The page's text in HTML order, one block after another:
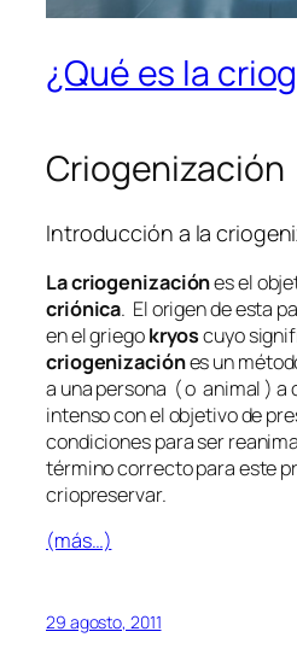
¿Qué es la
Criogenización
Introducción a la
La criogenizaciónes el
criónica. El origen de esta
en el griegokryoscuyo
criogenizaciónes un
a una persona ( o animal ) a
intenso con el objetivo de
condiciones para ser
término correcto para este
criopreservar.
(más…)
29 agosto, 2011